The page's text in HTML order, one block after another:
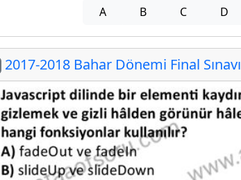
A B C D
2017-2018 Bahar Dönemi Final Sınavı